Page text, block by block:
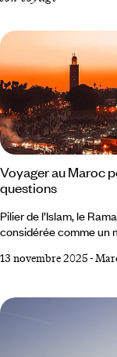
Voyager au Maroc
questions
Pilier de l’Islam, le
considérée comme un
manger, boire ou
impacté ? Y a-t-il des
13 novembre 2025-